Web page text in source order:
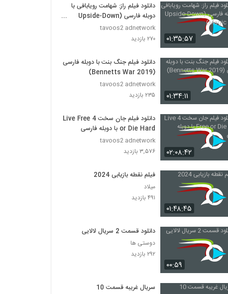
۰۱:۳۵:۵۷
دانلود فیلم راز: شهامت رویابافی با
دوبله فارسی (Upside-Down
Magic 2020)
tavoos2 adnetwork
۲۷۰ بازدید
۰۱:۳۴:۱۱
دانلود فیلم جنگ بنت با دوبله فارسی
(Bennetts War 2019)
tavoos2 adnetwork
۲۳۵ بازدید
۰۲:۰۸:۴۲
دانلود فیلم جان سخت 4 Live Free
or Die Hard با دوبله فارسی
tavoos2 adnetwork
۳,۵۷۶ بازدید
۰۱:۴۸:۴۵
فیلم نقطه بازیابی 2024
میلاد
۴۹۱ بازدید
۰۰:۵۹
دانلود قسمت 2 سریال لالایی
دوستی ها
۲۹۲ بازدید
سریال غریبه قسمت 10